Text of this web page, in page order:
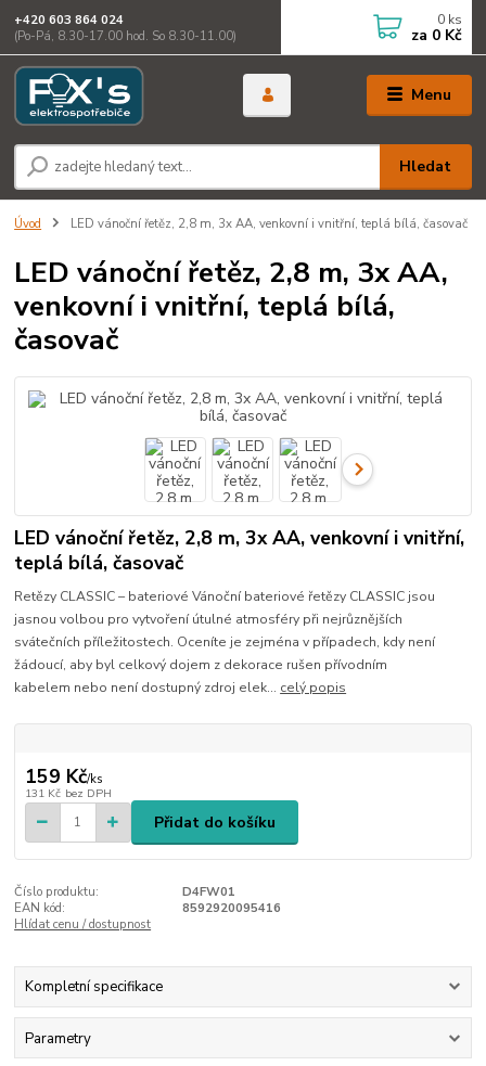
Menu
Hledat
+420 603 864 024
(Po-Pá, 8.30-17.00 hod. So 8.30-11.00)
0 ks
za 0 Kč
Úvod LED vánoční řetěz, 2,8 m, 3x AA, venkovní i vnitřní, teplá bílá, časovač
LED vánoční řetěz, 2,8 m, 3x AA,
venkovní i vnitřní, teplá bílá,
časovač
LED vánoční řetěz, 2,8 m, 3x AA, venkovní i vnitřní,
teplá bílá, časovač
Retězy CLASSIC – bateriové Vánoční bateriové řetězy CLASSIC jsou
jasnou volbou pro vytvoření útulné atmosféry při nejrůznějších
svátečních příležitostech. Oceníte je zejména v případech, kdy není
žádoucí, aby byl celkový dojem z dekorace rušen přívodním
kabelem nebo není dostupný zdroj elek... celý popis
159 Kč/ks
131 Kč bez DPH
Přidat do košíku
Číslo produktu:
D4FW01
EAN kód:
8592920095416
Hlídat cenu / dostupnost
Kompletní specifikace
Parametry